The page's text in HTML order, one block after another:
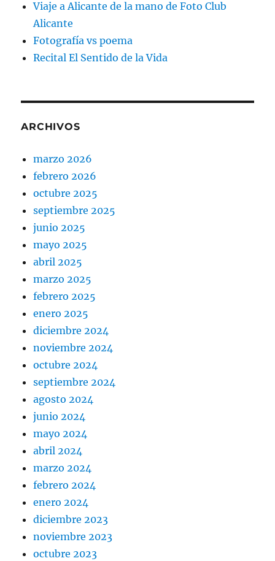
Viaje a Alicante de la mano de Foto Club
Alicante
Fotografía vs poema
Recital El Sentido de la Vida
ARCHIVOS
marzo 2026
febrero 2026
octubre 2025
septiembre 2025
junio 2025
mayo 2025
abril 2025
marzo 2025
febrero 2025
enero 2025
diciembre 2024
noviembre 2024
octubre 2024
septiembre 2024
agosto 2024
junio 2024
mayo 2024
abril 2024
marzo 2024
febrero 2024
enero 2024
diciembre 2023
noviembre 2023
octubre 2023